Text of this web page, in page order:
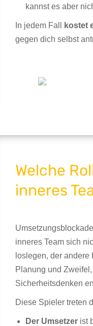
kannst es aber
In jedem Fall kostet
gegen dich selbst
Welche
inneres
inneres Team sich
loslegen, der
Planung und
Sicherheitsdenken
Diese Spieler treten
Der Umsetzer ist